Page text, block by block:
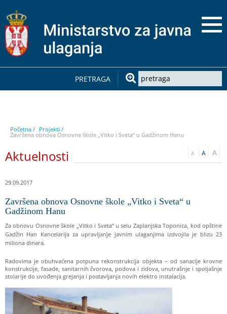
PRETRAGA
Početna / Projekti /
Završena obnova Osnovne škole „Vitko i Sveta“ u Gadžinom Hanu
Aktuelnosti
29.09.2017
Završena obnova Osnovne škole „Vitko i Sveta“ u
Gadžinom Hanu
Za obnovu Osnovne škole „Vitko i Sveta“ u selu Zaplanjska Toponica, kod opštine
Gadžin Han Kancelarija za upravljanje javnim ulaganjima izdvojila je blizu 23
miliona dinara.
Radovima je obuhvaćena potpuna rekonstrukcija objekta – od sanacije krovne
konstrukcije, fasade, sanitarnih čvorova, podova i zidova, unutrašnje i spoljašnje
stolarije do uvođenja grejanja i postavljanja novih elektro instalacija.